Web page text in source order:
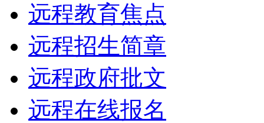
远程教育焦点
远程招生简章
远程政府批文
远程在线报名